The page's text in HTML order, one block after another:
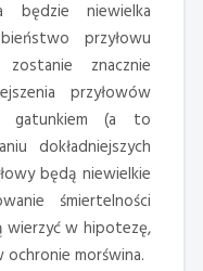
będzie niewielka
przyłowu
znacznie
przyłowów
gatunkiem (a to
dokładniejszych
będą niewielkie
śmiertelności
wierzyć w hipotezę,
morświna.